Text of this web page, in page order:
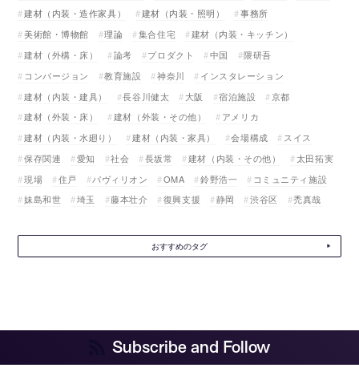
建材（内装・造作家具）
建材（内装・照明）
事務所
美術館・博物館
理論 集合住宅
建材（内装・キッチン）
建材（外構・床）
論考 プロダクト 中国
隈研吾
コンバージョン
教育施設 神奈川
インスタレーション
建材（内装・建具）
長谷川健太 大阪 宿泊施設
京都
建材（外装・床）
建材（外装・その他）
アメリカ
建材（内装・水廻り）
建材（内装・家具） 会場構成
スイス
保存関連
愛知 社会 長坂常 建材（内装・その他）
太田拓実
現場
住戸 パヴィリオン OMA 鈴野浩一
コミュニティ施設
妹島和世
埼玉 藤本壮介 復興支援 静岡 渋谷区 禿真哉
おすすめのタグ
Subscribe and Follow